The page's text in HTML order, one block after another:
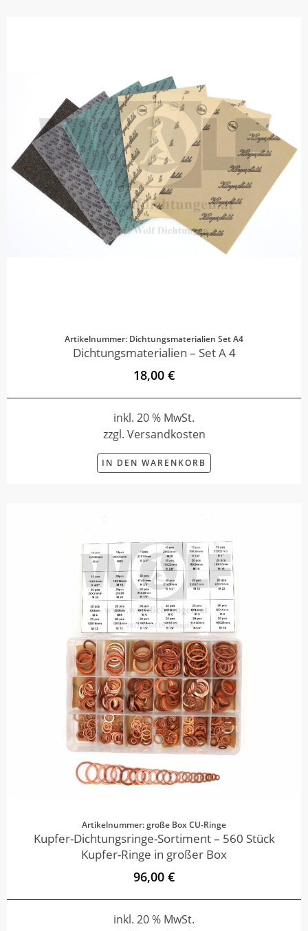
Artikelnummer: Dichtungsmaterialien Set A4
Dichtungsmaterialien – Set A 4
18,00 €
inkl. 20 % MwSt.
zzgl. Versandkosten
IN DEN WARENKORB
Artikelnummer: große Box CU-Ringe
Kupfer-Dichtungsringe-Sortiment – 560 Stück
Kupfer-Ringe in großer Box
96,00 €
inkl. 20 % MwSt.